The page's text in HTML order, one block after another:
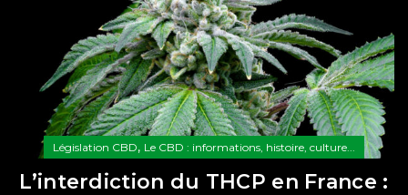
Législation CBD, Le CBD : informations, histoire, culture...
L’interdiction du THCP en France :